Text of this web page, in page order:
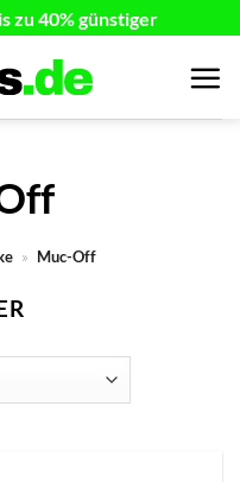
zu 40% günstiger
» Muc-Off